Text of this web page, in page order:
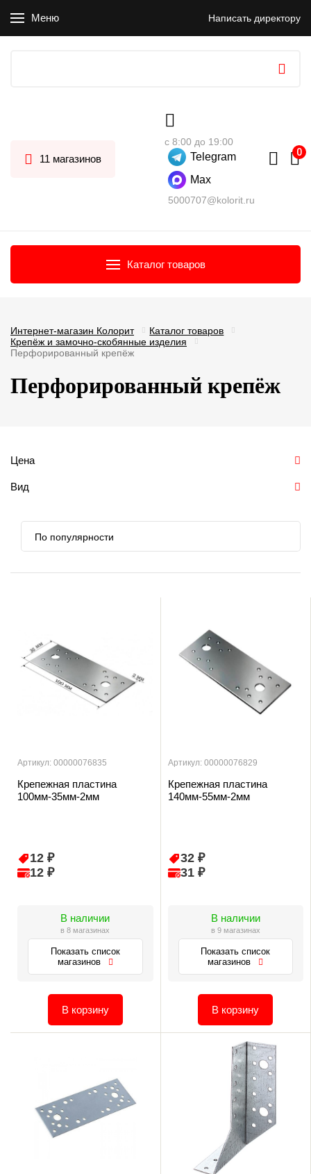
Меню Написать директору
11 магазинов
с 8:00 до 19:00
Telegram
Max
5000707@kolorit.ru
Каталог товаров
Интернет-магазин Колорит
Каталог товаров
Крепёж и замочно-скобянные изделия
Перфорированный крепёж
Перфорированный крепёж
Цена
Вид
Артикул: 00000076835
Крепежная пластина
100мм-35мм-2мм
12 ₽
12 ₽
В наличии
в 8 магазинах
Показать список
магазинов
В корзину
Артикул: 00000076829
Крепежная пластина
140мм-55мм-2мм
32 ₽
31 ₽
В наличии
в 9 магазинах
Показать список
магазинов
В корзину